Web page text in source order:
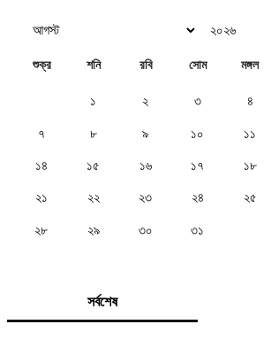
শুক্র শনি রবি সোম মঙ্গল
১ ২ ৩ ৪
৭ ৮ ৯ ১০ ১১
১৪ ১৫ ১৬ ১৭ ১৮
২১ ২২ ২৩ ২৪ ২৫
২৮ ২৯ ৩০ ৩১
সর্বশেষ